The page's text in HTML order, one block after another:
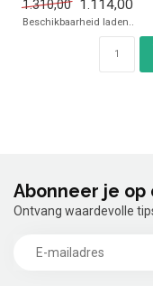
✓ 230 Volt
1.310,00 1.114,00
Beschikbaarheid laden..
Abonneer je op
Ontvang waardevolle